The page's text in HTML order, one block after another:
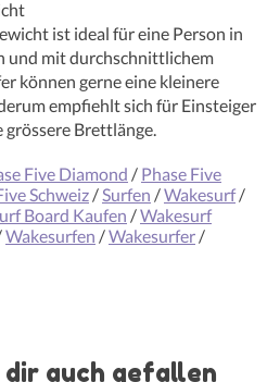
ist ideal für eine Person in
und mit durchschnittlichem
können gerne eine kleinere
empfiehlt sich für Einsteiger
Brettlänge.
Five Diamond / Phase Five
Schweiz / Surfen /Wakesurf/
Board Kaufen /Wakesurf
Wakesurfen /Wakesurfer /
dir auch gefallen